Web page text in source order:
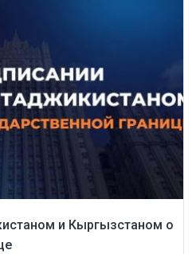
и Кыргызстаном о